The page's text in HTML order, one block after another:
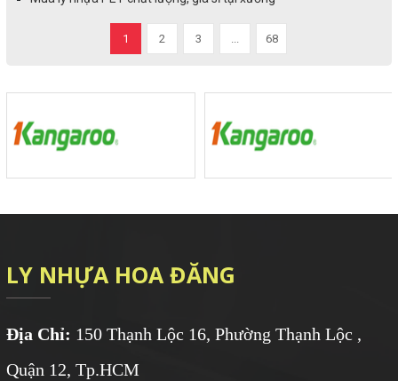
1 2 3 ... 68
LY NHỰA HOA ĐĂNG
Địa Chỉ: 150 Thạnh Lộc 16, Phường Thạnh Lộc ,
Quận 12, Tp.HCM